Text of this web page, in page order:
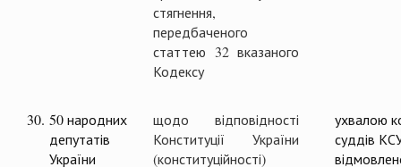
стягнення,
передбаченого
статтею 32 вказаного
Кодексу
30. 50 народних
депутатів
України
щодо відповідності
Конституції України
(конституційності)
ухвалою
суддів